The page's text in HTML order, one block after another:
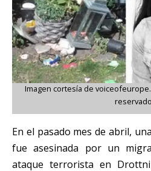
Imagen cortesía de
En el pasado mes de abril,
fue asesinada por un
ataque terrorista en